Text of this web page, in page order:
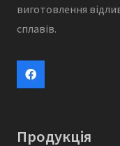
виготовлення
сплавів.
Продукція